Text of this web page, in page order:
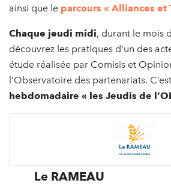
ainsi que le parcours « Alliances et
Chaque jeudi midi, durant le mois
découvrez les pratiques d’un des
étude réalisée par Comisis et
l’Observatoire des partenariats.
hebdomadaire « les Jeudis de
Le RAMEAU